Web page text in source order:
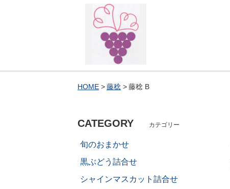
HOME 藤稔 藤稔 B
CATEGORY カテゴリー
旬のおまかせ
黒ぶどう詰合せ
シャインマスカット詰合せ